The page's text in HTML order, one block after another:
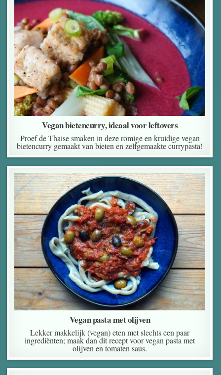
Vegan bietencurry, ideaal voor leftovers
Proef de Thaise smaken in deze romige en kruidige vegan
bietencurry gemaakt van bieten en zelfgemaakte currypasta!
Vegan pasta met olijven
Lekker makkelijk (vegan) eten met slechts een paar
ingrediënten; maak dan dit recept voor vegan pasta met
olijven en tomaten saus.